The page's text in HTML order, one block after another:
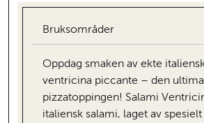
Bruksområder
Oppdag smaken av ekte
ventricina piccante – den
pizzatoppingen! Salami
italiensk salami, laget av